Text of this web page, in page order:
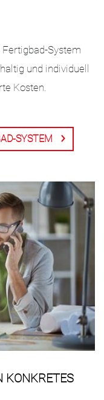
System
und individuell
Kosten.
SYSTEM
KONKRETES